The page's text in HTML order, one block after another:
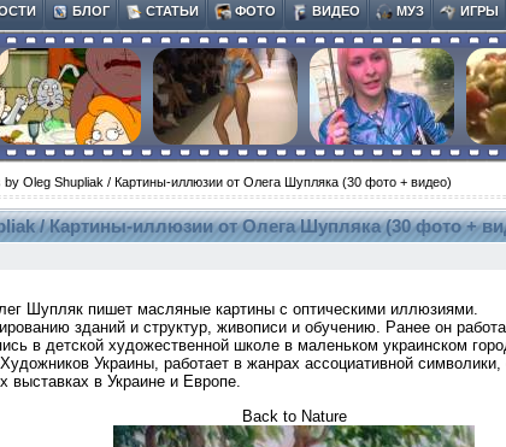
БЛОГ СТАТЬИ ФОТО ВИДЕО МУЗ ИГРЫ
by Oleg Shupliak / Картины-иллюзии от Олега Шупляка (30 фото + видео)
/ Картины-иллюзии от Олега Шупляка (30 фото +
Шупляк пишет масляные картины с оптическими иллюзиями.
зданий и структур, живописи и обучению. Ранее он
в детской художественной школе в маленьком украинском
Украины, работает в жанрах ассоциативной символики,
выставках в Украине и Европе.
Back to Nature